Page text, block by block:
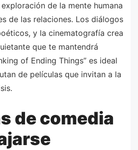
de la mente humana
de las relaciones. Los diálogos
y la cinematografía crea
que te mantendrá
of Ending Things” es ideal
de películas que invitan a la
de comedia